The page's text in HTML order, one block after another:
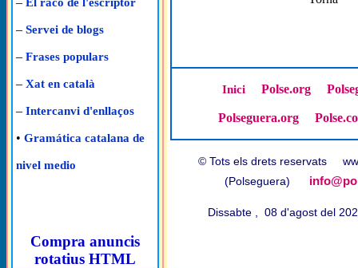
– Servei de blogs
– Frases populars
– Xat en català
– Intercanvi d'enllaços
• Gramática catalana de
nivel medio
Compra anuncis
rotatius HTML
Inici Polse.org
Polseguera.org
© Tots els drets reservats
(Polseguera)
Dissabte , 08 d'agost del